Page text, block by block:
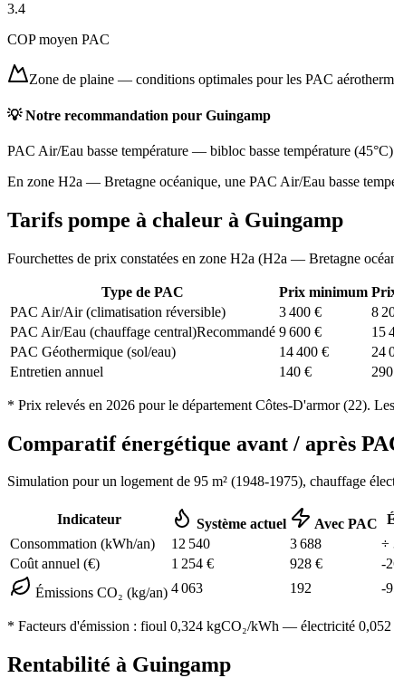
3.4
COP moyen PAC
Zone de plaine — conditions optimales pour les PAC
💡 Notre recommandation pour Guingamp
PAC Air/Eau basse température — bibloc basse température (45°C)
En zone H2a — Bretagne océanique, une PAC Air/Eau basse
Tarifs pompe à chaleur à Guingamp
Fourchettes de prix constatées en zone H2a (H2a — Bretagne
Type de PAC Prix minimum
PAC Air/Air (climatisation réversible)
3 400 € 8
PAC Air/Eau (chauffage central)Recommandé 9 600 € 15
PAC Géothermique (sol/eau)
14 400 € 24
Entretien annuel
140 € 290
* Prix relevés en 2026 pour le département Côtes-D'armor(22).
Comparatif énergétique avant / après
Simulation pour un logement de 95 m² (1948-1975), chauffage
Indicateur Système actuel Avec PAC
Consommation (kWh/an)
12 540 3 688 ÷
Coût annuel (€)
1 254 € 928 € -
Émissions CO₂ (kg/an) 4 063 192 -
* Facteurs d'émission : fioul 0,324 kgCO₂/kWh — électricité 0,052
Rentabilité à Guingamp